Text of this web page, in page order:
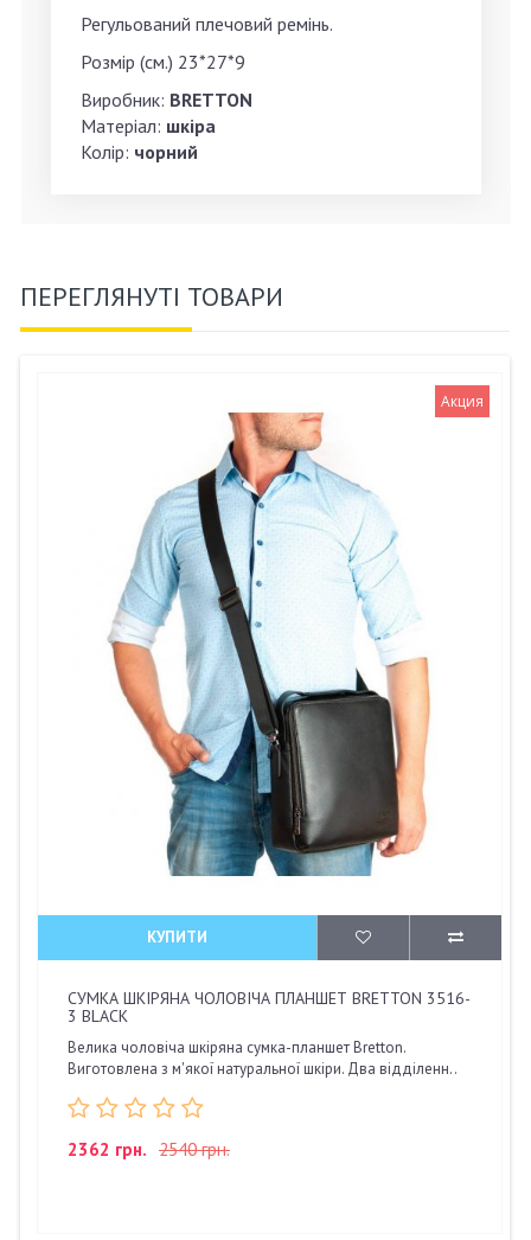
Регульований плечовий ремінь.
Розмір (см.) 23*27*9
Виробник: BRETTON
Матеріал: шкіра
Колір: чорний
ПЕРЕГЛЯНУТІ ТОВАРИ
Акция
КУПИТИ
СУМКА ШКІРЯНА ЧОЛОВІЧА ПЛАНШЕТ BRETTON 3516-
3 BLACK
Велика чоловіча шкіряна сумка-планшет Bretton.
Виготовлена з м'якої натуральної шкіри. Два відділенн..
2362 грн. 2540 грн.